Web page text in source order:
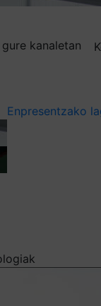
kanaletan
Enpresentzako